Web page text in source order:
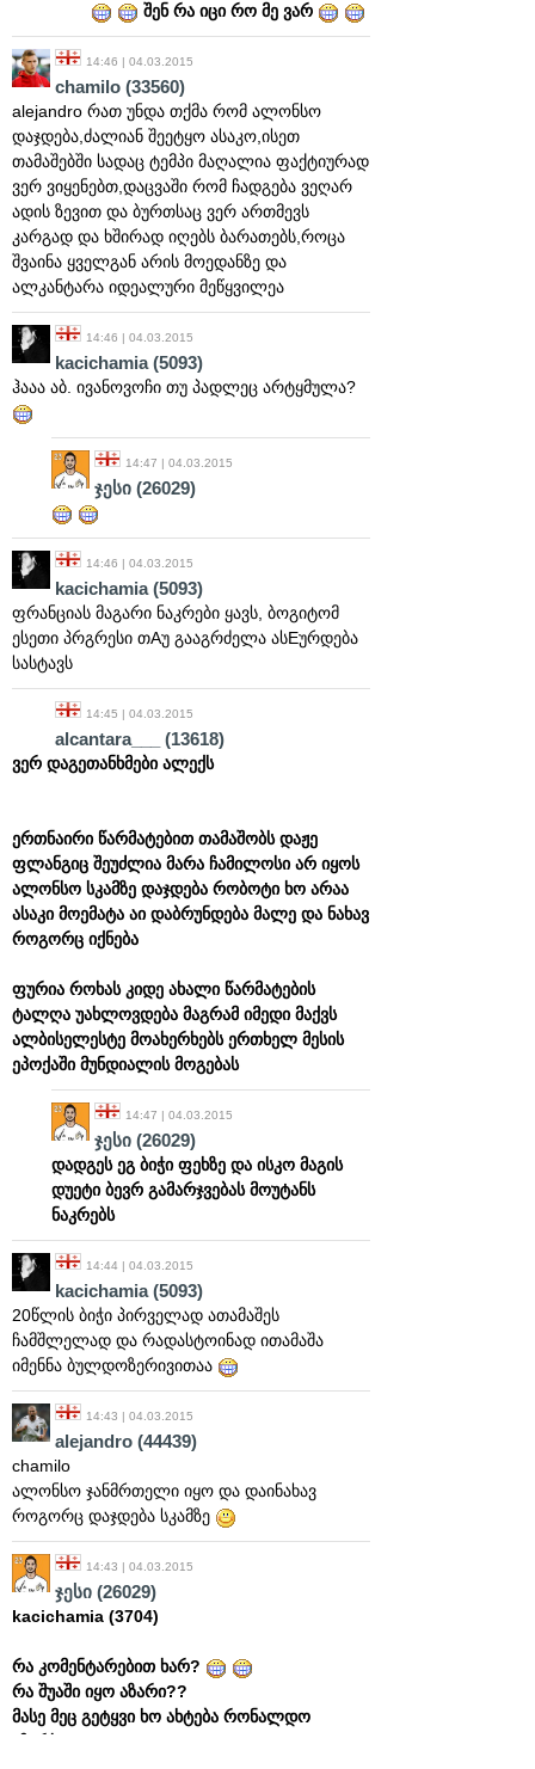
შენ რა იცი რო მე ვარ
14:46 | 04.03.2015
chamilo (33560)
alejandro რათ უნდა თქმა რომ ალონსო
დაჯდება,ძალიან შეეტყო ასაკო,ისეთ
თამაშებში სადაც ტემპი მაღალია ფაქტიურად
ვერ ვიყენებთ,დაცვაში რომ ჩადგება ვეღარ
ადის ზევით და ბურთსაც ვერ ართმევს
კარგად და ხშირად იღებს ბარათებს,როცა
შვაინა ყველგან არის მოედანზე და
ალკანტარა იდეალური მეწყვილეა
14:46 | 04.03.2015
kacichamia(5093)
ჰააა აბ. ივანოვოჩი თუ პადლეც არტყმულა?
14:47 | 04.03.2015
ჯესი (26029)
14:46 | 04.03.2015
kacichamia(5093)
ფრანციას მაგარი ნაკრები ყავს, ბოგიტომ
ესეთი პრგრესი თAუ გააგრძელა ასEურდება
სასტავს
14:45 | 04.03.2015
alcantara___ (13618)
ვერ დაგეთანხმები ალექს
ერთნაირი წარმატებით თამაშობს დაჟე
ფლანგიც შეუძლია მარა ჩამილოსი არ იყოს
ალონსო სკამზე დაჯდება რობოტი ხო არაა
ასაკი მოემატა აი დაბრუნდება მალე და ნახავ
როგორც იქნება
ფურია როხას კიდე ახალი წარმატების
ტალღა უახლოვდება მაგრამ იმედი მაქვს
ალბისელესტე მოახერხებს ერთხელ მესის
ეპოქაში მუნდიალის მოგებას
14:47 | 04.03.2015
ჯესი (26029)
დადგეს ეგ ბიჭი ფეხზე და ისკო მაგის
დუეტი ბევრ გამარჯვებას მოუტანს
ნაკრებს
14:44 | 04.03.2015
kacichamia(5093)
20წლის ბიჭი პირველად ათამაშეს
ჩამშლელად და რადასტოინად ითამაშა
იმენნა ბულდოზერივითაა
14:43 | 04.03.2015
alejandro (44439)
chamilo
ალონსო ჯანმრთელი იყო და დაინახავ
როგორც დაჯდება სკამზე
14:43 | 04.03.2015
ჯესი (26029)
kacichamia (3704)
რა კომენტარებით ხარ?
რა შუაში იყო აზარი??
მასე მეც გეტყვი ხო ახტება რონალდო